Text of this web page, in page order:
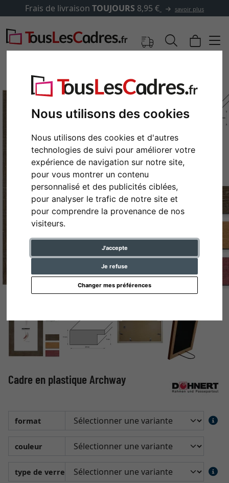
Nous utilisons des cookies
Nous utilisons des cookies et d'autres
technologies de suivi pour améliorer votre
expérience de navigation sur notre site,
pour vous montrer un contenu
personnalisé et des publicités ciblées,
pour analyser le trafic de notre site et
pour comprendre la provenance de nos
visiteurs.
J'accepte
Je refuse
Changer mes préférences
Frais de livraison TOUJOURS 8,95 € savoir plus
Retour
Cadre en plastique Archway
format
couleur
type de verre